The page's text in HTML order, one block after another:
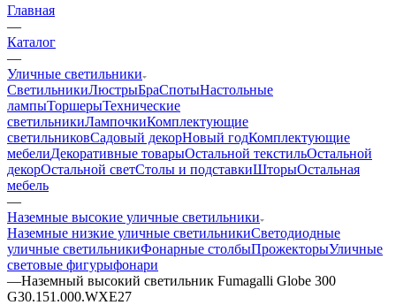
Главная
—
Каталог
—
Уличные светильники
СветильникиЛюстрыБраСпотыНастольные
лампыТоршерыТехнические
светильникиЛампочкиКомплектующие
светильниковСадовый декорНовый годКомплектующие
мебелиДекоративные товарыОстальной текстильОстальной
декорОстальной светСтолы и подставкиШторыОстальная
мебель
—
Наземные высокие уличные светильники
Наземные низкие уличные светильникиСветодиодные
уличные светильникиФонарные столбыПрожекторыУличные
световые фигурыфонари
—Наземный высокий светильник Fumagalli Globe 300
G30.151.000.WXE27